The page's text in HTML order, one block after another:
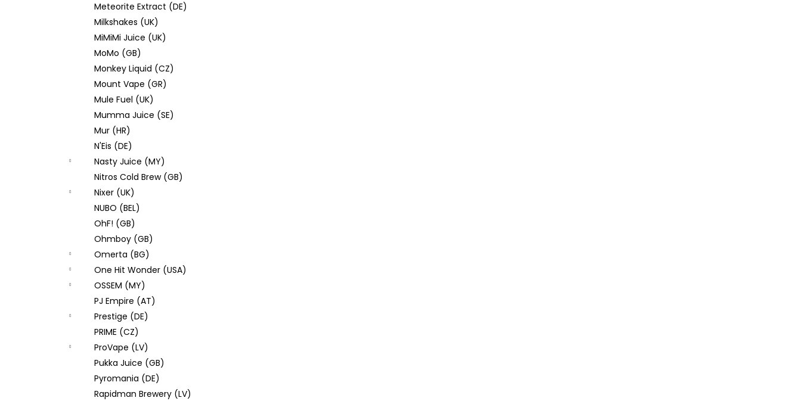
Meteorite Extract (DE)
Milkshakes (UK)
MiMiMi Juice (UK)
MoMo (GB)
Monkey Liquid (CZ)
Mount Vape (GR)
Mule Fuel (UK)
Mumma Juice (SE)
Mur (HR)
N'Eis (DE)
Nasty Juice (MY)
Nitros Cold Brew (GB)
Nixer (UK)
NUBO (BEL)
OhF! (GB)
Ohmboy (GB)
Omerta (BG)
One Hit Wonder (USA)
OSSEM (MY)
PJ Empire (AT)
Prestige (DE)
PRIME (CZ)
ProVape (LV)
Pukka Juice (GB)
Pyromania (DE)
Rapidman Brewery (LV)